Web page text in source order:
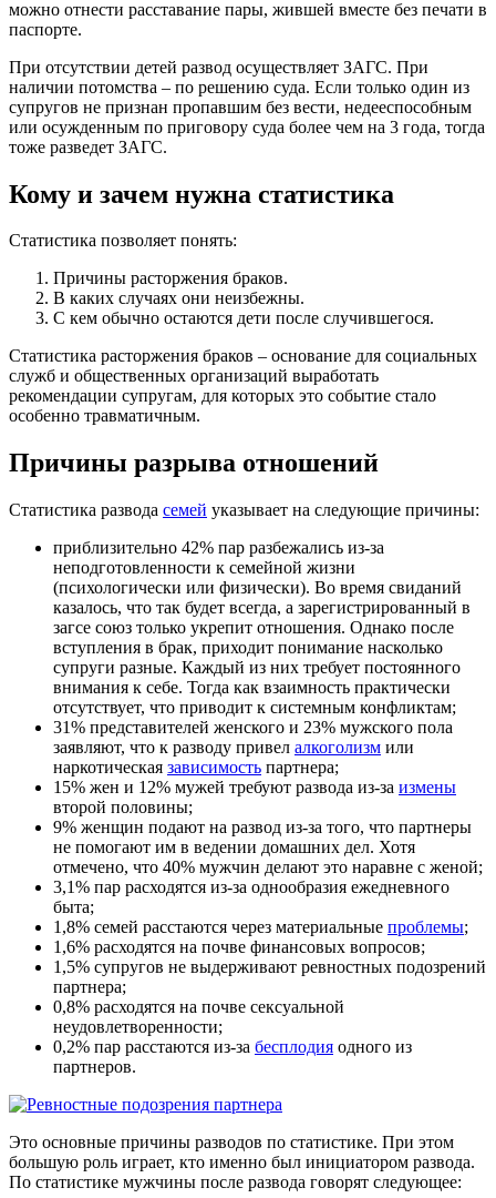
можно отнести расставание пары, жившей вместе без печати в
паспорте.
При отсутствии детей развод осуществляет ЗАГС. При
наличии потомства – по решению суда. Если только один из
супругов не признан пропавшим без вести, недееспособным
или осужденным по приговору суда более чем на 3 года, тогда
тоже разведет ЗАГС.
Кому и зачем нужна статистика
Статистика позволяет понять:
Причины расторжения браков.
В каких случаях они неизбежны.
С кем обычно остаются дети после случившегося.
Статистика расторжения браков – основание для социальных
служб и общественных организаций выработать
рекомендации супругам, для которых это событие стало
особенно травматичным.
Причины разрыва отношений
Статистика развода семей указывает на следующие причины:
приблизительно 42% пар разбежались из-за
неподготовленности к семейной жизни
(психологически или физически). Во время свиданий
казалось, что так будет всегда, а зарегистрированный в
загсе союз только укрепит отношения. Однако после
вступления в брак, приходит понимание насколько
супруги разные. Каждый из них требует постоянного
внимания к себе. Тогда как взаимность практически
отсутствует, что приводит к системным конфликтам;
31% представителей женского и 23% мужского пола
заявляют, что к разводу привел алкоголизм или
наркотическая зависимость партнера;
15% жен и 12% мужей требуют развода из-за измены
второй половины;
9% женщин подают на развод из-за того, что партнеры
не помогают им в ведении домашних дел. Хотя
отмечено, что 40% мужчин делают это наравне с женой;
3,1% пар расходятся из-за однообразия ежедневного
быта;
1,8% семей расстаются через материальные проблемы;
1,6% расходятся на почве финансовых вопросов;
1,5% супругов не выдерживают ревностных подозрений
партнера;
0,8% расходятся на почве сексуальной
неудовлетворенности;
0,2% пар расстаются из-за бесплодия одного из
партнеров.
Это основные причины разводов по статистике. При этом
большую роль играет, кто именно был инициатором развода.
По статистике мужчины после развода говорят следующее: